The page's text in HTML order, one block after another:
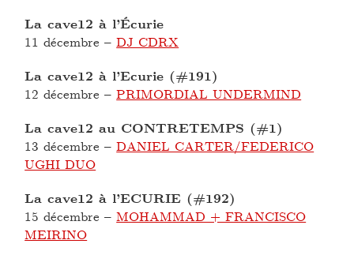
La cave12 à l’Écurie
11 décembre –DJ CDRX
La cave12 à l’Ecurie (#191)
12 décembre –PRIMORDIAL UNDERMIND
La cave12 au CONTRETEMPS (#1)
13 décembre –DANIEL CARTER/FEDERICO
UGHI DUO
La cave12 à l’ECURIE (#192)
15 décembre –MOHAMMAD + FRANCISCO
MEIRINO